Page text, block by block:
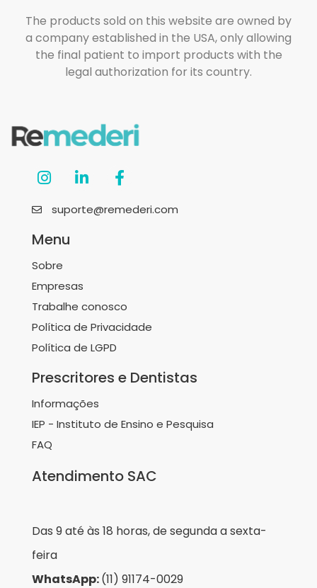
The products sold on this website are owned by
a company established in the USA, only allowing
the final patient to import products with the
legal authorization for its country.
suporte@remederi.com
Menu
Sobre
Empresas
Trabalhe conosco
Política de Privacidade
Política de LGPD
Prescritores e Dentistas
Informações
IEP - Instituto de Ensino e Pesquisa
FAQ
Atendimento SAC
Das 9 até às 18 horas, de segunda a sexta-
feira
WhatsApp:(11) 91174-0029